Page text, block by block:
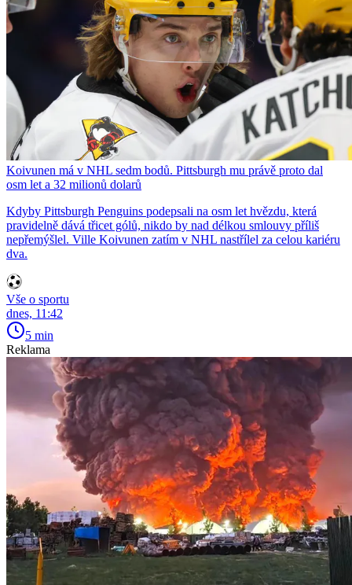
Koivunen má v NHL sedm bodů. Pittsburgh mu právě proto dal
osm let a 32 milionů dolarů
Kdyby Pittsburgh Penguins podepsali na osm let hvězdu, která
pravidelně dává třicet gólů, nikdo by nad délkou smlouvy příliš
nepřemýšlel. Ville Koivunen zatím v NHL nastřílel za celou kariéru
dva.
Vše o sportu
dnes, 11:42
5 min
Reklama